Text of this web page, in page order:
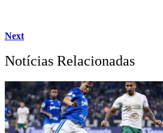
Next
Notícias Relacionadas